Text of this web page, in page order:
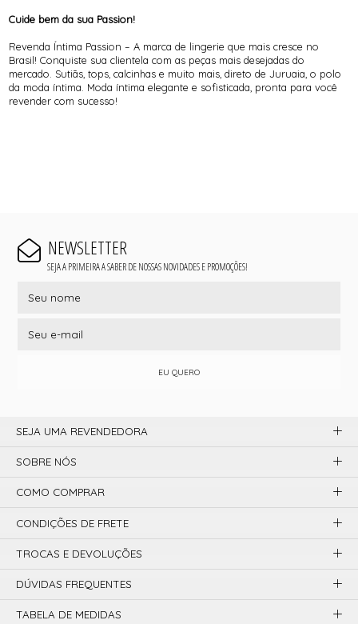
Cuide bem da sua Passion!
Revenda Íntima Passion – A marca de lingerie que mais cresce no
Brasil! Conquiste sua clientela com as peças mais desejadas do
mercado. Sutiãs, tops, calcinhas e muito mais, direto de Juruaia, o polo
da moda íntima. Moda íntima elegante e sofisticada, pronta para você
revender com sucesso!
NEWSLETTER
SEJA A PRIMEIRA A SABER DE NOSSAS NOVIDADES E PROMOÇÕES!
EU QUERO
SEJA UMA REVENDEDORA
SOBRE NÓS
COMO COMPRAR
CONDIÇÕES DE FRETE
TROCAS E DEVOLUÇÕES
DÚVIDAS FREQUENTES
TABELA DE MEDIDAS